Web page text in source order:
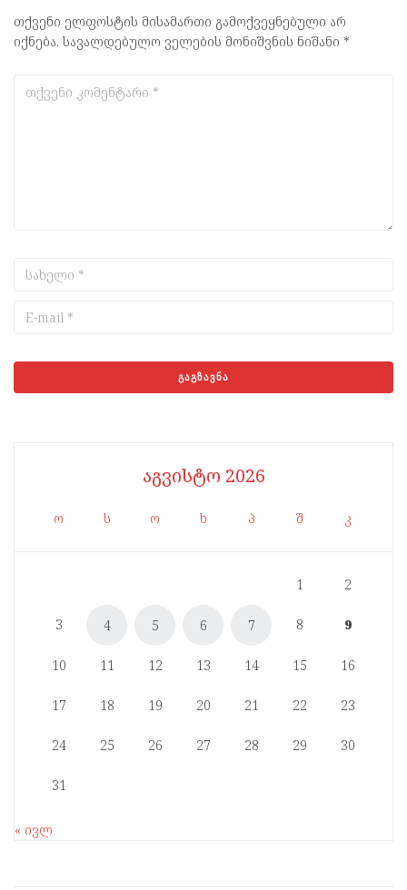
თქვენი ელფოსტის მისამართი გამოქვეყნებული არ
იქნება. სავალდებულო ველების მონიშვნის ნიშანი *
აგვისტო 2026
ო ს ო ხ პ შ კ
1 2
3 4 5 6 7 8 9
10 11 12 13 14 15 16
17 18 19 20 21 22 23
24 25 26 27 28 29 30
31
« ივლ